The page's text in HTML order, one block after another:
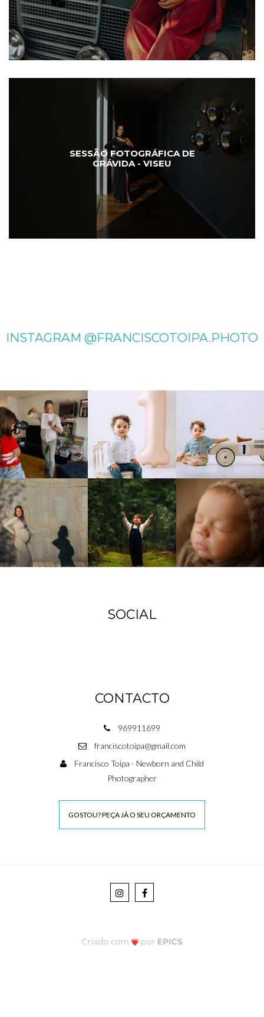
SESSÃO FOTOGRÁFICA DE
GRÁVIDA - VISEU
INSTAGRAM @FRANCISCOTOIPA.PHOTO
SOCIAL
CONTACTO
969911699
franciscotoipa@gmail.com
Francisco Toipa - Newborn and Child
Photographer
GOSTOU? PEÇA JÁ O SEU ORÇAMENTO